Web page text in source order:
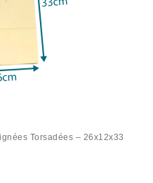
Torsadées – 26x12x33